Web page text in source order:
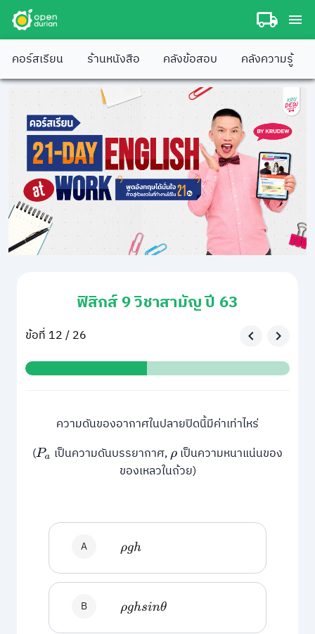
คอร์สเรียน ร้านหนังสือ คลังข้อสอบ คลังความรู้
ฟิสิกส์ 9 วิชาสามัญ ปี 63
ข้อที่ 12 / 26
ความดันของอากาศในปลายปิดนี้มีค่าเท่าไหร่
(Pa เป็นความดันบรรยากาศ,ρเป็นความหนาแน่นของ
ของเหลวในถ้วย)
A ρgh
B ρghsinθ